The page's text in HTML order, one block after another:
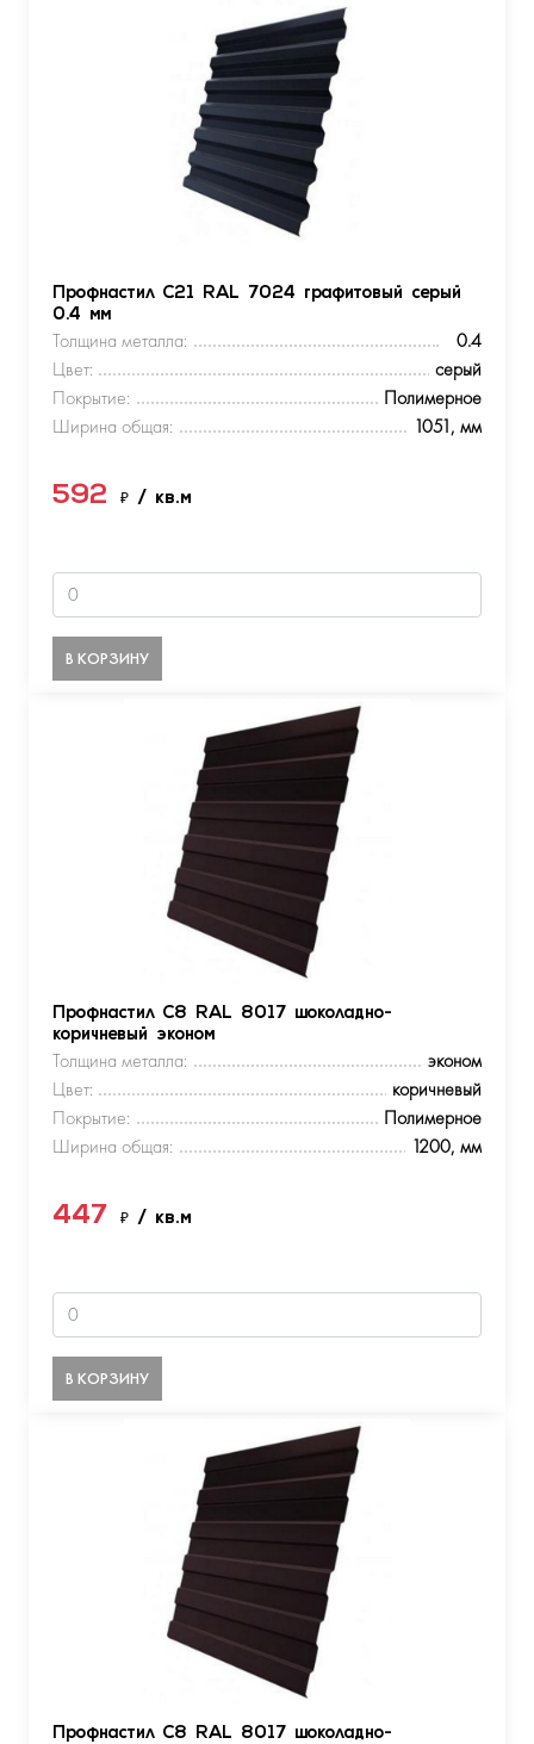
Профнастил С21 RAL 7024 графитовый серый
0.4 мм
Толщина металла:
0.4
Цвет:
серый
Покрытие:
Полимерное
Ширина общая:
1051, мм
592 ₽ / кв.м
В КОРЗИНУ
Профнастил С8 RAL 8017 шоколадно-
коричневый эконом
Толщина металла:
эконом
Цвет:
коричневый
Покрытие:
Полимерное
Ширина общая:
1200, мм
447 ₽ / кв.м
В КОРЗИНУ
Профнастил С8 RAL 8017 шоколадно-